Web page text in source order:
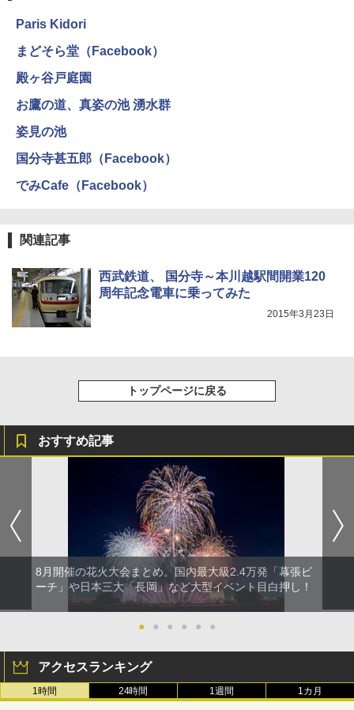
Paris Kidori
まどそら堂（Facebook）
殿ヶ谷戸庭園
お鷹の道、真姿の池 湧水群
姿見の池
国分寺甚五郎（Facebook）
でみCafe（Facebook）
関連記事
西武鉄道、 国分寺～本川越駅間開業120
周年記念電車に乗ってみた
2015年3月23日
トップページに戻る
おすすめ記事
8月開催の花火大会まとめ。国内最大級2.4万発「幕張ビ
ーチ」や日本三大「長岡」など大型イベント目白押し！
● ● ● ● ● ●
アクセスランキング
1時間 24時間 1週間 1カ月